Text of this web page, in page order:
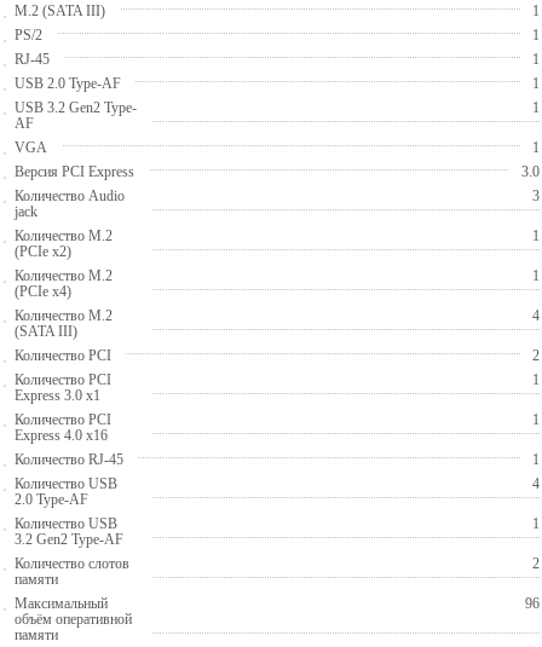
M.2 (SATA III)
1
PS/2
1
RJ-45
1
USB 2.0 Type-AF
1
USB 3.2 Gen2 Type-
AF
1
VGA
1
Версия PCI Express
3.0
Количество Audio
jack
3
Количество M.2
(PCIe x2)
1
Количество M.2
(PCIe x4)
1
Количество M.2
(SATA III)
4
Количество PCI
2
Количество PCI
Express 3.0 x1
1
Количество PCI
Express 4.0 x16
1
Количество RJ-45
1
Количество USB
2.0 Type-AF
4
Количество USB
3.2 Gen2 Type-AF
1
Количество слотов
памяти
2
Максимальный
объём оперативной
памяти
96